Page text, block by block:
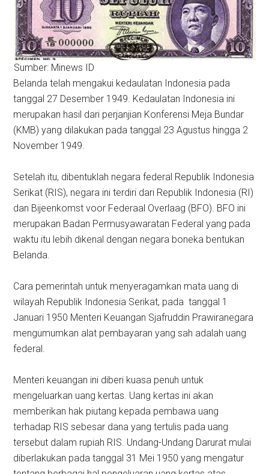
Sumber: Minews ID
Belanda telah mengakui kedaulatan Indonesia pada
tanggal 27 Desember 1949. Kedaulatan Indonesia ini
merupakan hasil dari perjanjian Konferensi Meja Bundar
(KMB) yang dilakukan pada tanggal 23 Agustus hingga 2
November 1949.
Setelah itu, dibentuklah negara federal Republik Indonesia
Serikat (RIS), negara ini terdiri dari Republik Indonesia (RI)
dan Bijeenkomst voor Federaal Overlaag (BFO). BFO ini
merupakan Badan Permusyawaratan Federal yang pada
waktu itu lebih dikenal dengan negara boneka bentukan
Belanda.
Cara pemerintah untuk menyeragamkan mata uang di
wilayah Republik Indonesia Serikat, pada tanggal 1
Januari 1950 Menteri Keuangan Sjafruddin Prawiranegara
mengumumkan alat pembayaran yang sah adalah uang
federal.
Menteri keuangan ini diberi kuasa penuh untuk
mengeluarkan uang kertas. Uang kertas ini akan
memberikan hak piutang kepada pembawa uang
terhadap RIS sebesar dana yang tertulis pada uang
tersebut dalam rupiah RIS. Undang-Undang Darurat mulai
diberlakukan pada tanggal 31 Mei 1950 yang mengatur